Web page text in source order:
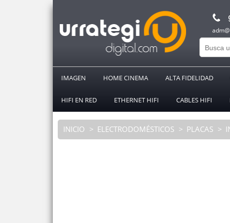
IMAGEN HOME CINEMA ALTA FIDELIDAD
HIFI EN RED ETHERNET HIFI CABLES HIFI
INICIO ELECTRODOMÉSTICOS PLACAS